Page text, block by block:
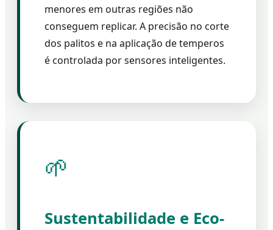
menores em outras regiões não
conseguem replicar. A precisão no corte
dos palitos e na aplicação de temperos
é controlada por sensores inteligentes.
🌱
Sustentabilidade e Eco-